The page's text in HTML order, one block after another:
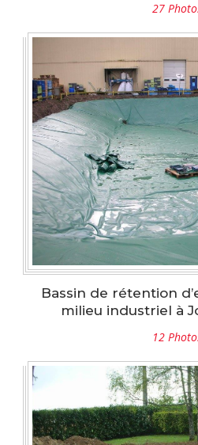
27
Bassin de rétention
milieu industriel à
12